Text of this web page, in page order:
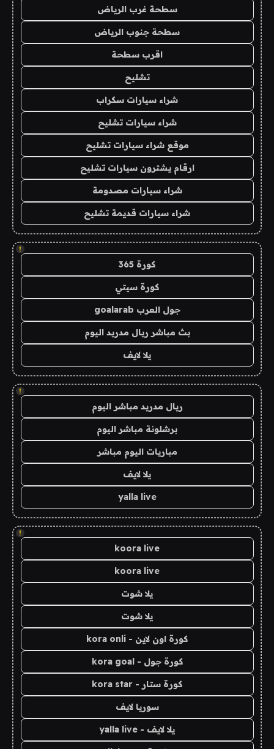
سطحة غرب الرياض
سطحة جنوب الرياض
اقرب سطحة
تشليح
شراء سيارات سكراب
شراء سيارات تشليح
موقع شراء سيارات تشليح
ارقام يشترون سيارات تشليح
شراء سيارات مصدومة
شراء سيارات قديمة تشليح
!
كورة 365
كورة سيتي
جول العرب goalarab
بث مباشر ريال مدريد اليوم
يلا لايف
!
ريال مدريد مباشر اليوم
برشلونة مباشر اليوم
مباريات اليوم مباشر
يلا لايف
yalla live
!
koora live
koora live
يلا شوت
يلا شوت
كورة اون لاين - kora onli
كورة جول - kora goal
كورة ستار - kora star
سوريا لايف
يلا لايف - yalla live